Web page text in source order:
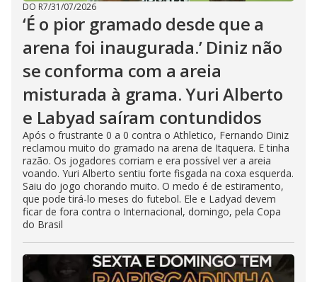
DO R7/31/07/2026
‘É o pior gramado desde que a
arena foi inaugurada.’ Diniz não
se conforma com a areia
misturada à grama. Yuri Alberto
e Labyad saíram contundidos
Após o frustrante 0 a 0 contra o Athletico, Fernando Diniz
reclamou muito do gramado na arena de Itaquera. E tinha
razão. Os jogadores corriam e era possível ver a areia
voando. Yuri Alberto sentiu forte fisgada na coxa esquerda.
Saiu do jogo chorando muito. O medo é de estiramento,
que pode tirá-lo meses do futebol. Ele e Ladyad devem
ficar de fora contra o Internacional, domingo, pela Copa
do Brasil